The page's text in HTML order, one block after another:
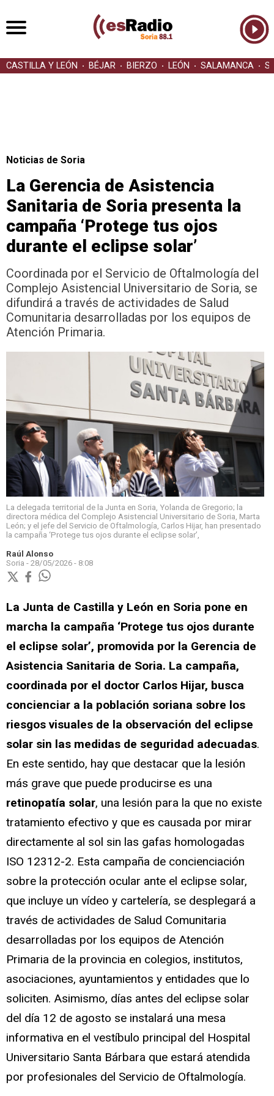
CASTILLA Y LEÓN BÉJAR BIERZO LEÓN SALAMANCA
Noticias de Soria
La Gerencia de Asistencia
Sanitaria de Soria presenta la
campaña ‘Protege tus ojos
durante el eclipse solar’
Coordinada por el Servicio de Oftalmología del
Complejo Asistencial Universitario de Soria, se
difundirá a través de actividades de Salud
Comunitaria desarrolladas por los equipos de
Atención Primaria.
La delegada territorial de la Junta en Soria, Yolanda de Gregorio; la
directora médica del Complejo Asistencial Universitario de Soria, Marta
León; y el jefe del Servicio de Oftalmología, Carlos Hijar, han presentado
la campaña ‘Protege tus ojos durante el eclipse solar’,
Raúl Alonso
Soria - 28/05/2026 - 8:08
La Junta de Castilla y León en Soria pone en
marcha la campaña ‘Protege tus ojos durante
el eclipse solar’, promovida por la Gerencia de
Asistencia Sanitaria de Soria. La campaña,
coordinada por el doctor Carlos Hijar, busca
concienciar a la población soriana sobre los
riesgos visuales de la observación del eclipse
solar sin las medidas de seguridad adecuadas.
En este sentido, hay que destacar que la lesión
más grave que puede producirse es una
retinopatía solar, una lesión para la que no existe
tratamiento efectivo y que es causada por mirar
directamente al sol sin las gafas homologadas
ISO 12312-2. Esta campaña de concienciación
sobre la protección ocular ante el eclipse solar,
que incluye un vídeo y cartelería, se desplegará a
través de actividades de Salud Comunitaria
desarrolladas por los equipos de Atención
Primaria de la provincia en colegios, institutos,
asociaciones, ayuntamientos y entidades que lo
soliciten. Asimismo, días antes del eclipse solar
del día 12 de agosto se instalará una mesa
informativa en el vestíbulo principal del Hospital
Universitario Santa Bárbara que estará atendida
por profesionales del Servicio de Oftalmología.